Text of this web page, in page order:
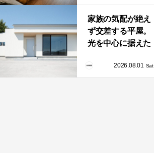
売開始
家族の気配が絶え
ず交差する平屋。
光を中心に据えた
杜」
2026.08.01 Sat